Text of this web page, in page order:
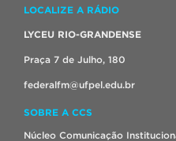
LOCALIZE A RÁDIO
LYCEU RIO-GRANDENSE
Praça 7 de Julho, 180
federalfm@ufpel.edu.br
SOBRE A CCS
Núcleo Comunicação